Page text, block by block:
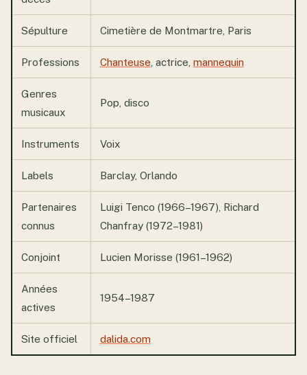
Sépulture Cimetière de Montmartre, Paris
Professions Chanteuse , actrice, mannequin
Genres
musicaux
Pop, disco
Instruments Voix
Labels Barclay, Orlando
Partenaires
connus
Luigi Tenco (1966–1967), Richard
Chanfray (1972–1981)
Conjoint Lucien Morisse (1961–1962)
Années
actives
1954–1987
Site officiel dalida.com